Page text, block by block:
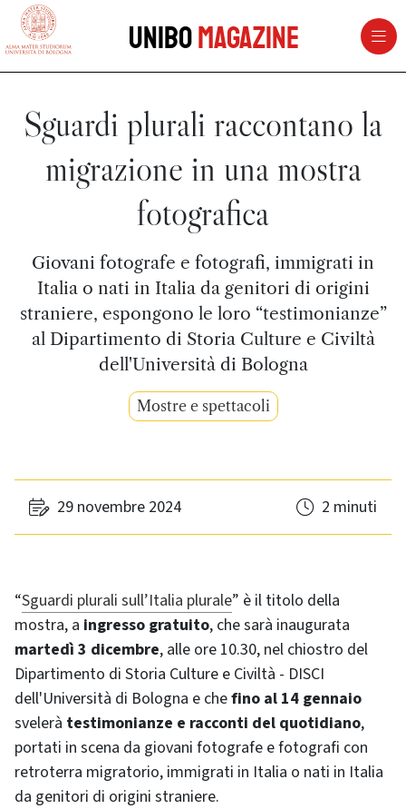
vai al contenuto della pagina
UniboMagazine
Sguardi plurali raccontano la
migrazione in una mostra
fotografica
Giovani fotografe e fotografi, immigrati in
Italia o nati in Italia da genitori di origini
straniere, espongono le loro “testimonianze”
al Dipartimento di Storia Culture e Civiltà
dell'Università di Bologna
Mostre e spettacoli
29 novembre 2024 2 minuti
“Sguardi plurali sull’Italia plurale” è il titolo della
mostra, a ingresso gratuito, che sarà inaugurata
martedì 3 dicembre, alle ore 10.30, nel chiostro del
Dipartimento di Storia Culture e Civiltà - DISCI
dell'Università di Bologna e chefino al 14 gennaio
svelerà testimonianze e racconti del quotidiano,
portati in scena da giovani fotografe e fotografi con
retroterra migratorio, immigrati in Italia o nati in Italia
da genitori di origini straniere.